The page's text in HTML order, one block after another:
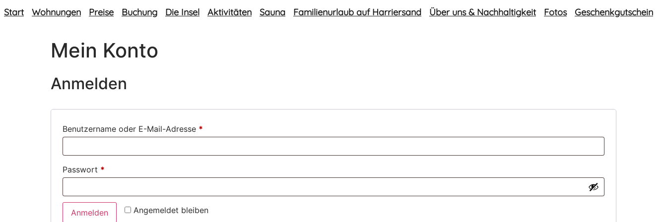
springen
Start Wohnungen Preise Buchung Die Insel Aktivitäten Sauna Familienurlaub auf Harriersand Über uns & Nachhaltigkeit Fotos Geschenkgutschein
Mein Konto
Anmelden
Benutzername oder E-Mail-Adresse *
Passwort *
Angemeldet bleiben
Anmelden